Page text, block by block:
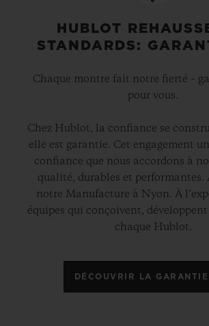
HUBLOT
STANDARDS:
Chaque montre fait notre fierté –
pour vous.
Chez Hublot, la confiance se
elle est garantie. Cet engagement
confiance que nous accordons à
qualité, durables et performantes.
notre Manufacture à Nyon. À
équipes qui conçoivent,
chaque Hublot.
DÉCOUVRIR LA